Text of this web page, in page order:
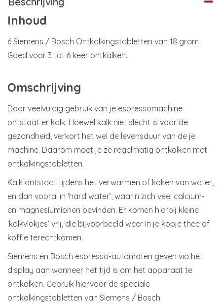
Inhoud
6 Siemens / Bosch Ontkalkingstabletten van 18 gram
Goed voor 3 tot 6 keer ontkalken.
Omschrijving
Door veelvuldig gebruik van je espressomachine
ontstaat er kalk. Hoewel kalk niet slecht is voor de
gezondheid, verkort het wel de levensduur van de je
machine. Daarom moet je ze regelmatig ontkalken met
ontkalkingstabletten.
Kalk ontstaat tijdens het verwarmen of koken van water,
en dan vooral in ‘hard water’, waarin zich veel calcium-
en magnesiumionen bevinden. Er komen hierbij kleine
‘kalkvlokjes’ vrij, die bijvoorbeeld weer in je kopje thee of
koffie terechtkomen.
Siemens en Bosch espresso-automaten geven via het
display aan wanneer het tijd is om het apparaat te
ontkalken. Gebruik hiervoor de speciale
ontkalkingstabletten van Siemens / Bosch.